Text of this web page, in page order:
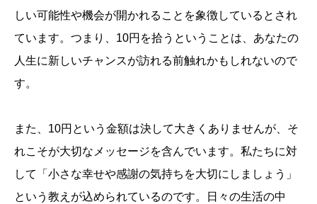
しい可能性や機会が開かれることを象徴しているとされ
ています。つまり、10円を拾うということは、あなたの
人生に新しいチャンスが訪れる前触れかもしれないので
す。
また、10円という金額は決して大きくありませんが、そ
れこそが大切なメッセージを含んでいます。私たちに対
して「小さな幸せや感謝の気持ちを大切にしましょう」
という教えが込められているのです。日々の生活の中